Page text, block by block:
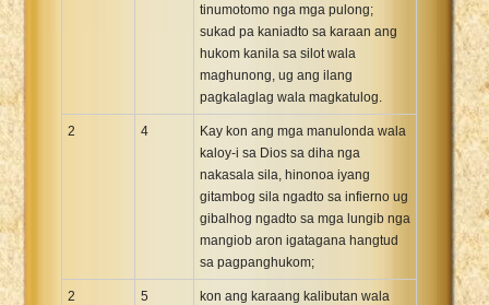
tinumotomo nga mga pulong;
sukad pa kaniadto sa karaan ang
hukom kanila sa silot wala
maghunong, ug ang ilang
pagkalaglag wala magkatulog.
2 4
Kay kon ang mga manulonda wala
kaloy-i sa Dios sa diha nga
nakasala sila, hinonoa iyang
gitambog sila ngadto sa infierno ug
gibalhog ngadto sa mga lungib nga
mangiob aron igatagana hangtud
sa pagpanghukom;
2 5
kon ang karaang kalibutan wala